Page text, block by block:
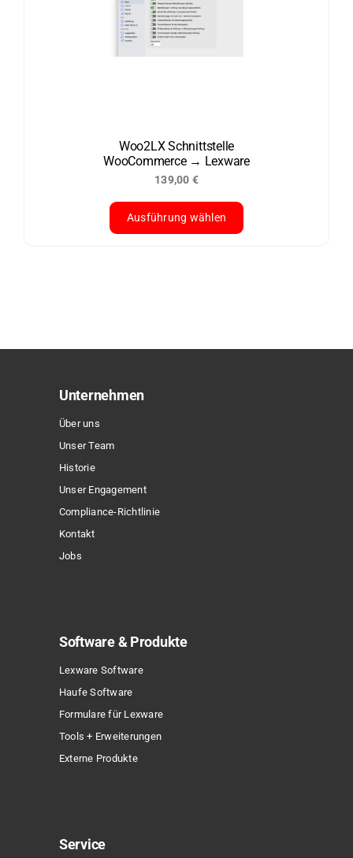
Woo2LX Schnittstelle
WooCommerce → Lexware
139,00 €
Ausführung wählen
auf.
Optionen
gewählt
werden
Unternehmen
Über uns
Unser Team
Historie
Unser Engagement
Compliance-Richtlinie
Kontakt
Jobs
Software & Produkte
Lexware Software
Haufe Software
Formulare für Lexware
Tools + Erweiterungen
Externe Produkte
Service